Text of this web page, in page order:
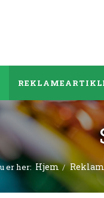
er her: Hjem